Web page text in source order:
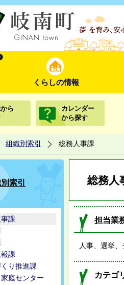
くらしの情報
ら
カレンダー
から探す
組織別索引 総務人事課
索引
課
課
くり推進課
庭センター
総務人
担当業
人事、選挙
カテゴ